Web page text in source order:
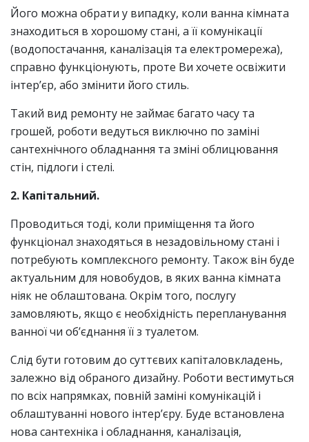
Його можна обрати у випадку, коли ванна кімната
знаходиться в хорошому стані, а її комунікації
(водопостачання, каналізація та електромережа),
справно функціонують, проте Ви хочете освіжити
інтер’єр, або змінити його стиль.
Такий вид ремонту не займає багато часу та
грошей, роботи ведуться виключно по заміні
сантехнічного обладнання та зміні облицювання
стін, підлоги і стелі.
2. Капітальний.
Проводиться тоді, коли приміщення та його
функціонал знаходяться в незадовільному стані і
потребують комплексного ремонту. Також він буде
актуальним для новобудов, в яких ванна кімната
ніяк не облаштована. Окрім того, послугу
замовляють, якщо є необхідність перепланування
ванної чи об’єднання її з туалетом.
Слід бути готовим до суттєвих капіталовкладень,
залежно від обраного дизайну. Роботи вестимуться
по всіх напрямках, повній заміні комунікацій і
облаштуванні нового інтер’єру. Буде встановлена
нова сантехніка і обладнання, каналізація,